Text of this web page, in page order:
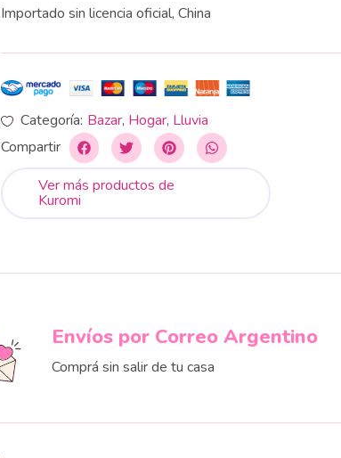
Importado sin licencia oficial, China
Categoría: Bazar, Hogar, Lluvia
Compartir
Ver más productos de
Kuromi
Envíos por Correo Argentino
Comprá sin salir de tu casa